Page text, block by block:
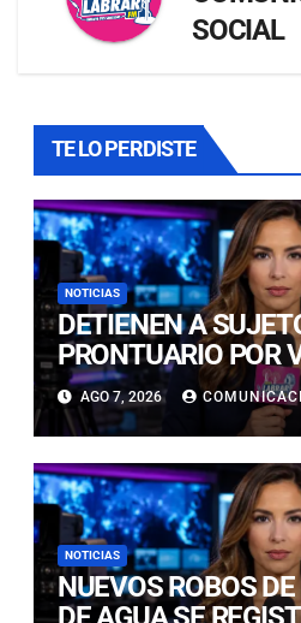
SOCIAL
TE LO PERDISTE
NOTICIAS
DETIENEN A
PRONTUARIO POR
CIGARRILLOS DE
EN COPIAPÓ
AGO 7, 2026
NOTICIAS
NUEVOS ROBOS